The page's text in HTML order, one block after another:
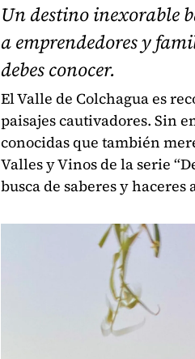
Un destino inexorable
a emprendedores y
debes conocer.
El Valle de Colchagua es
paisajes cautivadores. Sin
conocidas que también
Valles y Vinos de la serie
busca de saberes y haceres